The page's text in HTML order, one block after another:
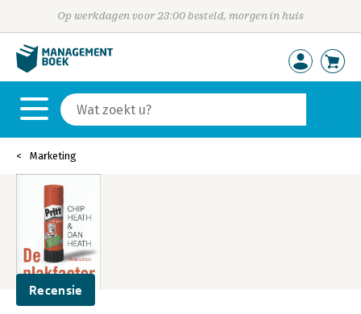
Op werkdagen voor 23:00 besteld, morgen in huis
Marketing
Recensie